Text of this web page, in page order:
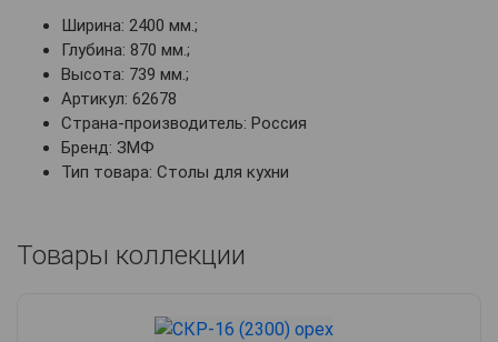
Ширина: 2400 мм.;
Глубина: 870 мм.;
Высота: 739 мм.;
Артикул: 62678
Страна-производитель: Россия
Бренд: ЗМФ
Тип товара: Столы для кухни
Товары коллекции